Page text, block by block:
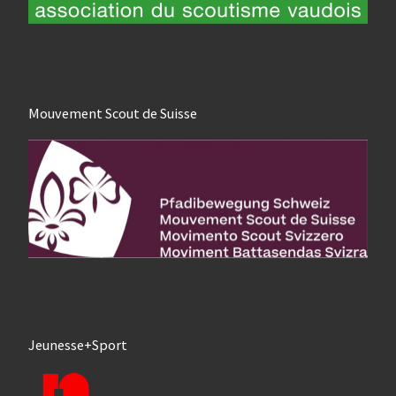
Mouvement Scout de Suisse
Jeunesse+Sport